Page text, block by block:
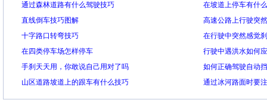
通过森林道路有什么驾驶技巧
在坡道上停车有什
直线倒车技巧图解
高速公路上行驶突
十字路口转弯技巧
在行驶中突然感觉
在四类停车场怎样停车
行驶中遇洪水如何
手刹天天用，你敢说自己用对了吗
如何正确驾驶自动
山区道路坡道上的跟车有什么技巧
通过冰河路面时要